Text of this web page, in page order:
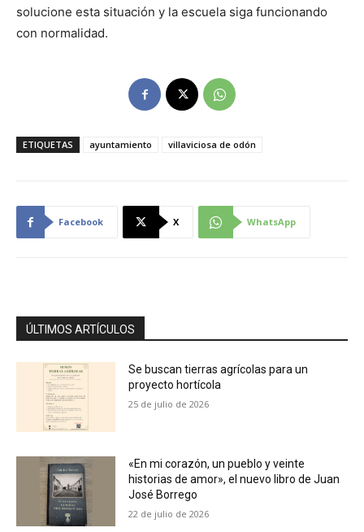
solucione esta situación y la escuela siga funcionando
con normalidad.
ETIQUETAS ayuntamiento villaviciosa de odón
Facebook X WhatsApp
ÚLTIMOS ARTÍCULOS
Se buscan tierras agrícolas para un
proyecto hortícola
25 de julio de 2026
«En mi corazón, un pueblo y veinte
historias de amor», el nuevo libro de Juan
José Borrego
22 de julio de 2026